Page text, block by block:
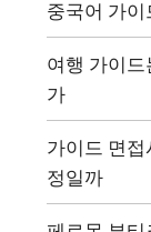
중국어 가
여행 가이
가
가이드 면
정일까